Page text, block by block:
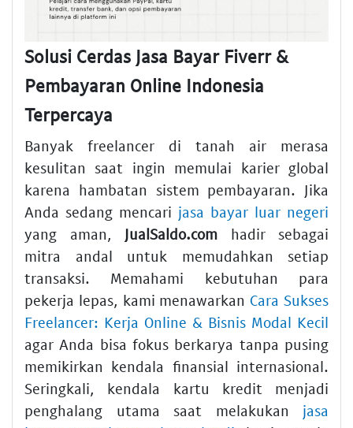
Solusi Cerdas Jasa Bayar Fiverr &
Pembayaran Online Indonesia
Terpercaya
Banyak freelancer di tanah air merasa
kesulitan saat ingin memulai karier global
karena hambatan sistem pembayaran. Jika
Anda sedang mencari jasa bayar luar negeri
yang aman, JualSaldo.com hadir sebagai
mitra andal untuk memudahkan setiap
transaksi. Memahami kebutuhan para
pekerja lepas, kami menawarkan Cara Sukses
Freelancer: Kerja Online & Bisnis Modal Kecil
agar Anda bisa fokus berkarya tanpa pusing
memikirkan kendala finansial internasional.
Seringkali, kendala kartu kredit menjadi
penghalang utama saat melakukan jasa